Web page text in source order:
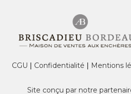
CGU | Confidentialité | Mentions
Site conçu par notre